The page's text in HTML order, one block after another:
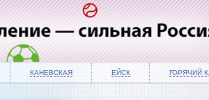
КАНЕВСКАЯ ЕЙСК ГОРЯЧИЙ